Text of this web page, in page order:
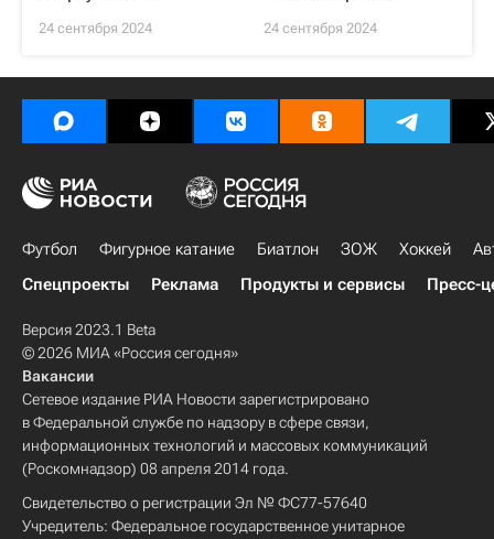
24 сентября 2024 24 сентября 2024
Футбол Фигурное катание Биатлон ЗОЖ Хоккей
Спецпроекты
Реклама Продукты и сервисы Пресс-
Версия 2023.1 Beta
© 2026 МИА «Россия сегодня»
Вакансии
Сетевое издание РИА Новости зарегистрировано
в Федеральной службе по надзору в сфере связи,
информационных технологий и массовых коммуникаций
(Роскомнадзор) 08 апреля 2014 года.
Свидетельство о регистрации Эл № ФС77-57640
Учредитель: Федеральное государственное унитарное